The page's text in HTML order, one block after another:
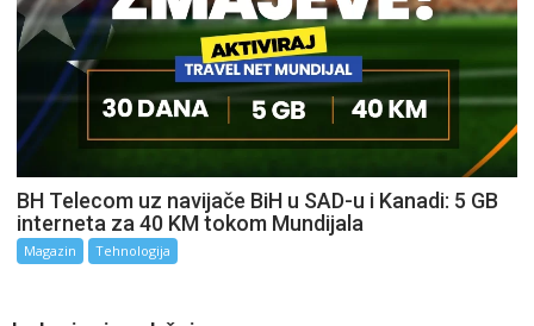
BH Telecom uz navijače BiH u SAD-u i Kanadi: 5 GB
interneta za 40 KM tokom Mundijala
Magazin Tehnologija